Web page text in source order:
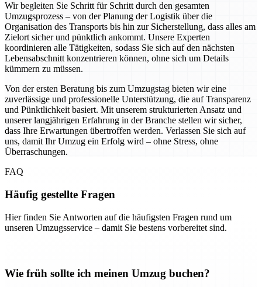
Wir begleiten Sie Schritt für Schritt durch den gesamten
Umzugsprozess – von der Planung der Logistik über die
Organisation des Transports bis hin zur Sicherstellung, dass alles am
Zielort sicher und pünktlich ankommt. Unsere Experten
koordinieren alle Tätigkeiten, sodass Sie sich auf den nächsten
Lebensabschnitt konzentrieren können, ohne sich um Details
kümmern zu müssen.
Von der ersten Beratung bis zum Umzugstag bieten wir eine
zuverlässige und professionelle Unterstützung, die auf Transparenz
und Pünktlichkeit basiert. Mit unserem strukturierten Ansatz und
unserer langjährigen Erfahrung in der Branche stellen wir sicher,
dass Ihre Erwartungen übertroffen werden. Verlassen Sie sich auf
uns, damit Ihr Umzug ein Erfolg wird – ohne Stress, ohne
Überraschungen.
FAQ
Häufig gestellte Fragen
Hier finden Sie Antworten auf die häufigsten Fragen rund um
unseren Umzugsservice – damit Sie bestens vorbereitet sind.
Wie früh sollte ich meinen Umzug buchen?